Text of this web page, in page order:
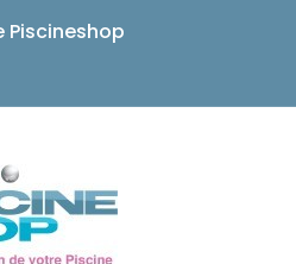
Piscineshop